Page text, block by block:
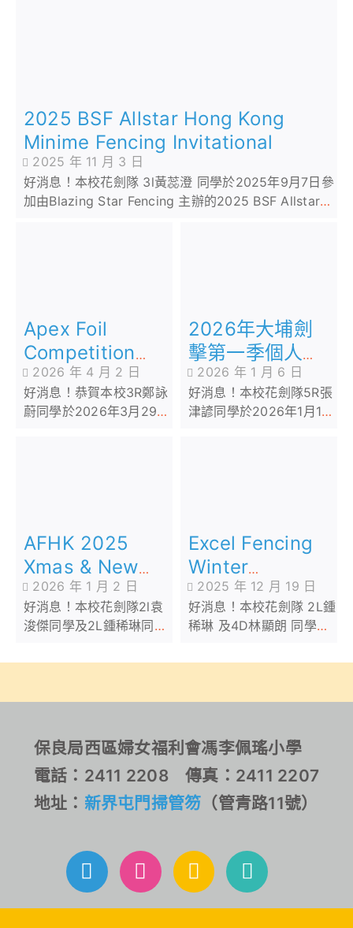
2025 BSF Allstar Hong Kong
Minime Fencing Invitational
2025 年 11 月 3 日
好消息！本校花劍隊 3l黃蕊澄 同學於2025年9月7日參
加由Blazing Star Fencing 主辦的2025 BSF Allstar
Apex Foil
Competition
2026
2026 年 4 月 2 日
好消息！恭賀本校3R鄭詠
蔚同學於2026年3月29日
2026年大埔劍
擊第一季個人花
劍分齡賽
2026 年 1 月 6 日
好消息！本校花劍隊5R張
津諺同學於2026年1月1日
AFHK 2025
Xmas & New
Year Cup
Fencing
Competition
2026 年 1 月 2 日
好消息！本校花劍隊2l袁
浚傑同學及2L鍾稀琳同學
由香港劍撃學院主辦「
New Year Cup Fencing
Excel Fencing
Winter
Competition
2025
2025 年 12 月 19 日
好消息！本校花劍隊 2L鍾
稀琳 及4D林顯朗 同學於
Excel Fencing主辦的
Competition 2025，分
女混合花劍項目中取得了
亞軍及季軍佳績。恭喜！
恭喜！
保良局西區婦女福利會馮李佩瑤小學
電話：2411 2208 傳真：2411 2207
地址： 新界屯門掃管笏 （管青路11號）